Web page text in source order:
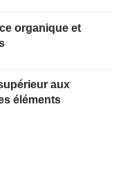
organique et
aux
éléments